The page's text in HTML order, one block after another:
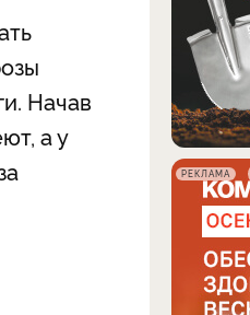
Начав
а у
РЕКЛАМА